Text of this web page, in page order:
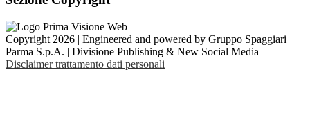
Copyright 2026 | Engineered and powered by Gruppo Spaggiari
Parma S.p.A. | Divisione Publishing & New Social Media
Disclaimer trattamento dati personali